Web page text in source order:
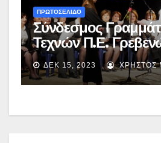
ΠΡΩΤΟΣΕΛΙΔΟ
Σύνδεσμος
Τεχνών Π.Ε.
Μουσικοθεατρική
«Της Αγάπης» –
ΔΕΚ 15, 2023 ΧΡΉΣΤΟΣ